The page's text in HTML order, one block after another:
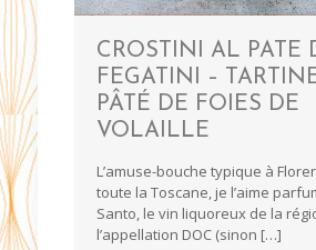
CROSTINI AL PATE
FEGATINI –
PÂTÉ DE FOIES DE
VOLAILLE
L’amuse-bouche typique à
toute la Toscane, je l’aime
Santo, le vin liquoreux de la
l’appellation DOC (sinon […]